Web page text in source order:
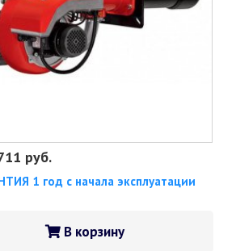
руб.
1 год с начала эксплуатации
В корзину